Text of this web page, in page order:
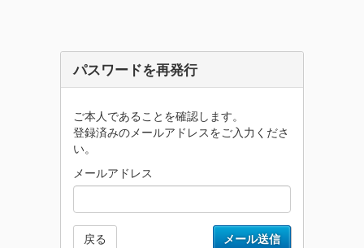
パスワードを再発行
ご本人であることを確認します。
登録済みのメールアドレスをご入力くださ
い。
メールアドレス
戻る メール送信